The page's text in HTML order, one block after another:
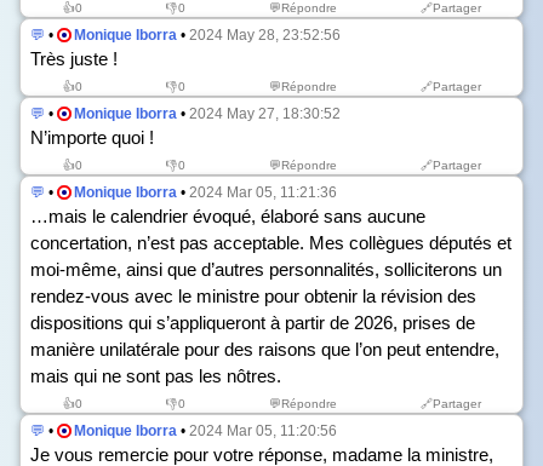
👍0 👎0 💬Répondre 🔗Partager
💬 • Monique Iborra • 2024 May 28, 23:52:56
Très juste !
👍0 👎0 💬Répondre 🔗Partager
💬 • Monique Iborra • 2024 May 27, 18:30:52
N’importe quoi !
👍0 👎0 💬Répondre 🔗Partager
💬 • Monique Iborra • 2024 Mar 05, 11:21:36
…mais le calendrier évoqué, élaboré sans aucune
concertation, n’est pas acceptable. Mes collègues députés et
moi-même, ainsi que d’autres personnalités, solliciterons un
rendez-vous avec le ministre pour obtenir la révision des
dispositions qui s’appliqueront à partir de 2026, prises de
manière unilatérale pour des raisons que l’on peut entendre,
mais qui ne sont pas les nôtres.
👍0 👎0 💬Répondre 🔗Partager
💬 • Monique Iborra • 2024 Mar 05, 11:20:56
Je vous remercie pour votre réponse, madame la ministre,